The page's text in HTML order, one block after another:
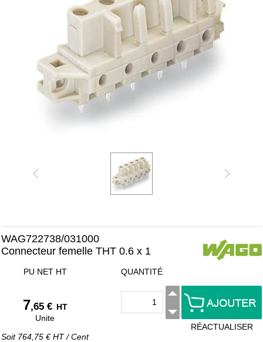
WAG722738/031000
Connecteur femelle THT 0.6 x 1
PU NET HT
7,65 € HT
Unite
Soit 764,75 € HT/Cent
QUANTITÉ
RÉACTUALISER